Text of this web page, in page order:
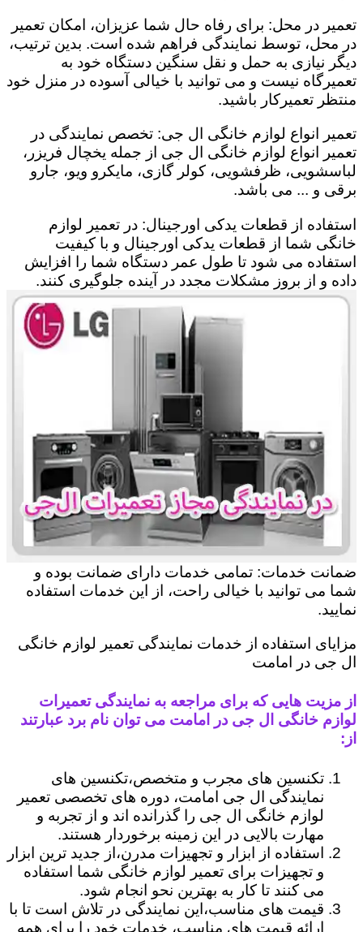
تعمیر در محل: برای رفاه حال شما عزیزان، امکان تعمیر
در محل، توسط نمایندگی فراهم شده است. بدین ترتیب،
دیگر نیازی به حمل و نقل سنگین دستگاه خود به
تعمیرگاه نیست و می توانید با خیالی آسوده در منزل خود
منتظر تعمیرکار باشید.
تعمیر انواع لوازم خانگی ال جی: تخصص نمایندگی در
تعمیر انواع لوازم خانگی ال جی از جمله یخچال فریزر،
لباسشویی، ظرفشویی، کولر گازی، مایکرو ویو، جارو
برقی و ... می باشد.
استفاده از قطعات یدکی اورجینال: در تعمیر لوازم
خانگی شما از قطعات یدکی اورجینال و با کیفیت
استفاده می شود تا طول عمر دستگاه شما را افزایش
داده و از بروز مشکلات مجدد در آینده جلوگیری کنند.
ضمانت خدمات: تمامی خدمات دارای ضمانت بوده و
شما می توانید با خیالی راحت، از این خدمات استفاده
نمایید.
مزایای استفاده از خدمات نمایندگی تعمیر لوازم خانگی
ال جی در امامت
از مزیت هایی که برای مراجعه به نمایندگی تعمیرات
لوازم خانگی ال جی در امامت می توان نام برد عبارتند
از:
تکنسین های مجرب و متخصص،تکنسین های
نمایندگی ال جی امامت، دوره های تخصصی تعمیر
لوازم خانگی ال جی را گذرانده اند و از تجربه و
مهارت بالایی در این زمینه برخوردار هستند.
استفاده از ابزار و تجهیزات مدرن،از جدید ترین ابزار
و تجهیزات برای تعمیر لوازم خانگی شما استفاده
می کنند تا کار به بهترین نحو انجام شود.
قیمت های مناسب،این نمایندگی در تلاش است تا با
ارائه قیمت های مناسب، خدمات خود را برای همه